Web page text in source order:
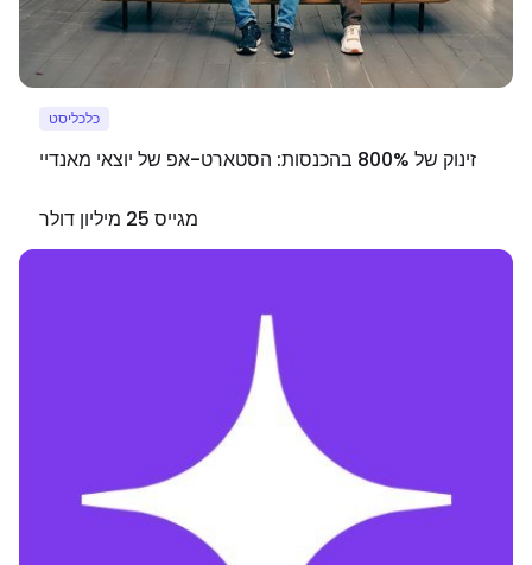
כלכליסט
זינוק של 800% בהכנסות: הסטארט-אפ של יוצאי מאנדיי
מגייס 25 מיליון דולר